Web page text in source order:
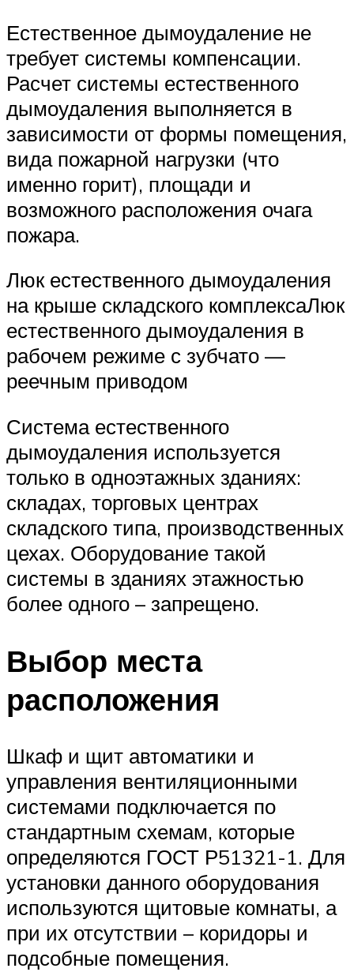
Естественное дымоудаление не
требует системы компенсации.
Расчет системы естественного
дымоудаления выполняется в
зависимости от формы помещения,
вида пожарной нагрузки (что
именно горит), площади и
возможного расположения очага
пожара.
Люк естественного дымоудаления
на крыше складского комплексаЛюк
естественного дымоудаления в
рабочем режиме с зубчато —
реечным приводом
Система естественного
дымоудаления используется
только в одноэтажных зданиях:
складах, торговых центрах
складского типа, производственных
цехах. Оборудование такой
системы в зданиях этажностью
более одного – запрещено.
Выбор места
расположения
Шкаф и щит автоматики и
управления вентиляционными
системами подключается по
стандартным схемам, которые
определяются ГОСТ Р51321-1. Для
установки данного оборудования
используются щитовые комнаты, а
при их отсутствии – коридоры и
подсобные помещения.